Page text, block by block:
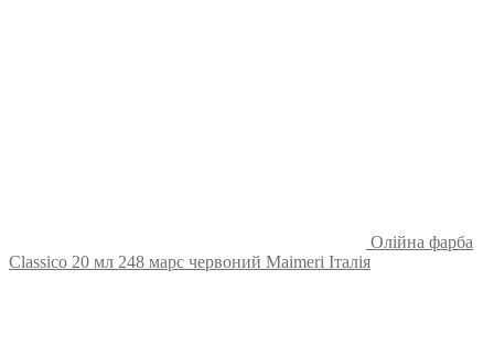
Олійна фарба
Classico 20 мл 248 марс червоний Maimeri Італія